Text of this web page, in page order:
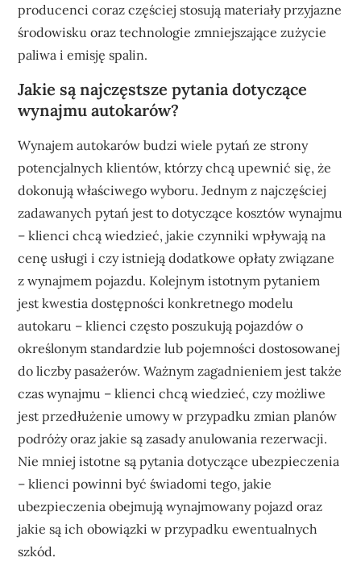
producenci coraz częściej stosują materiały przyjazne
środowisku oraz technologie zmniejszające zużycie
paliwa i emisję spalin.
Jakie są najczęstsze pytania dotyczące
wynajmu autokarów?
Wynajem autokarów budzi wiele pytań ze strony
potencjalnych klientów, którzy chcą upewnić się, że
dokonują właściwego wyboru. Jednym z najczęściej
zadawanych pytań jest to dotyczące kosztów wynajmu
– klienci chcą wiedzieć, jakie czynniki wpływają na
cenę usługi i czy istnieją dodatkowe opłaty związane
z wynajmem pojazdu. Kolejnym istotnym pytaniem
jest kwestia dostępności konkretnego modelu
autokaru – klienci często poszukują pojazdów o
określonym standardzie lub pojemności dostosowanej
do liczby pasażerów. Ważnym zagadnieniem jest także
czas wynajmu – klienci chcą wiedzieć, czy możliwe
jest przedłużenie umowy w przypadku zmian planów
podróży oraz jakie są zasady anulowania rezerwacji.
Nie mniej istotne są pytania dotyczące ubezpieczenia
– klienci powinni być świadomi tego, jakie
ubezpieczenia obejmują wynajmowany pojazd oraz
jakie są ich obowiązki w przypadku ewentualnych
szkód.